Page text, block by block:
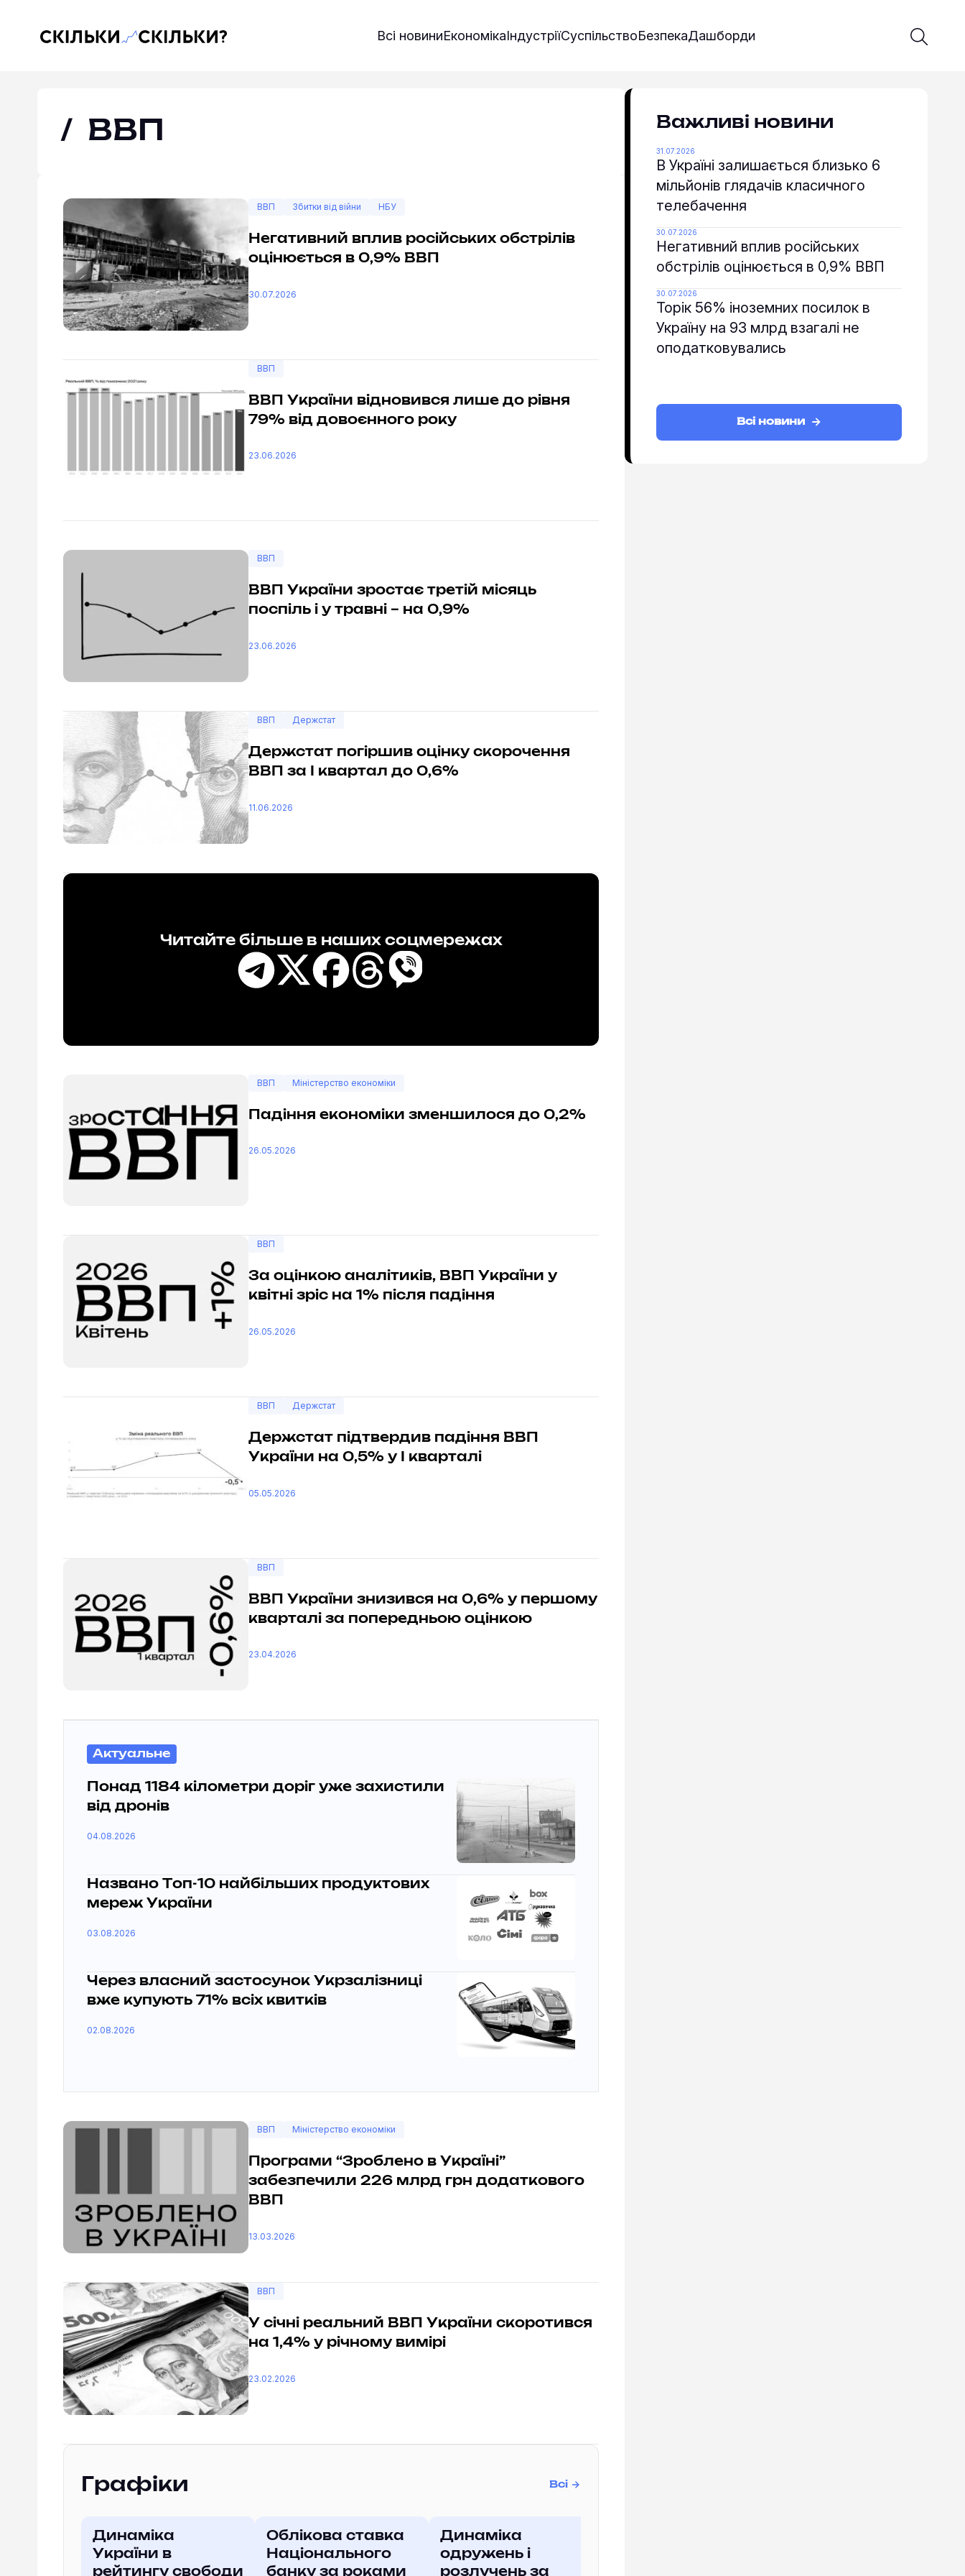
Скільки-скільки? — Медіа про суспільні дані Всі новиниЕкономікаІндустріїСуспільствоБезпекаДашборди Введіть
Почати
ВВП
ВВП Збитки від війни НБУ
Негативний вплив російських обстрілів
оцінюється в 0,9% ВВП
30.07.2026
ВВП
ВВП України відновився лише до рівня
79% від довоєнного року
23.06.2026
ВВП
ВВП України зростає третій місяць
поспіль і у травні – на 0,9%
23.06.2026
ВВП Держстат
Держстат погіршив оцінку скорочення
ВВП за І квартал до 0,6%
11.06.2026
Читайте більше в наших соцмережах
ВВП Міністерство економіки
Падіння економіки зменшилося до 0,2%
26.05.2026
ВВП
За оцінкою аналітиків, ВВП України у
квітні зріс на 1% після падіння
26.05.2026
ВВП Держстат
Держстат підтвердив падіння ВВП
України на 0,5% у I кварталі
05.05.2026
ВВП
ВВП України знизився на 0,6% у першому
кварталі за попередньою оцінкою
23.04.2026
Актуальне
Понад 1184 кілометри доріг уже захистили
від дронів
04.08.2026
Названо Топ-10 найбільших продуктових
мереж України
03.08.2026
Через власний застосунок Укрзалізниці
вже купують 71% всіх квитків
02.08.2026
ВВП Міністерство економіки
Програми “Зроблено в Україні”
забезпечили 226 млрд грн додаткового
ВВП
13.03.2026
ВВП
У січні реальний ВВП України скоротився
на 1,4% у річному вимірі
23.02.2026
Графіки Всі
Динаміка
України в
рейтингу свободи
Облікова ставка
Національного
банку за роками
Динаміка
одружень і
розлучень за
Важливі новини
В Україні залишається близько 6
мільйонів глядачів класичного
телебачення
31.07.2026
Негативний вплив російських
обстрілів оцінюється в 0,9% ВВП
30.07.2026
Торік 56% іноземних посилок в
Україну на 93 млрд взагалі не
оподатковувались
30.07.2026
Всі новини